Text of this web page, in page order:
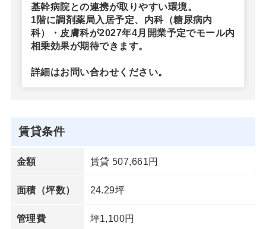
基幹病院との連携が取りやすい環境。
1階に調剤薬局入居予定、内科（糖尿病内
科）・皮膚科が2027年4月開業予定でモール内
相乗効果が期待できます。
詳細はお問い合わせください。
賃貸条件
金額 賃貸 507,661円
面積（坪数） 24.29坪
管理費 坪1,100円